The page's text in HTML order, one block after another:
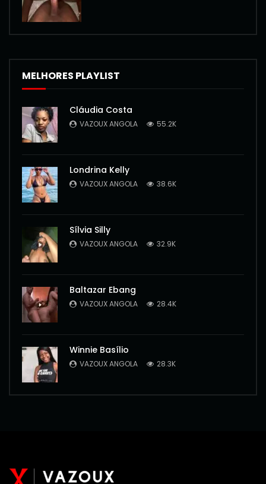
MELHORES PLAYLIST
Cláudia Costa
VAZOUX ANGOLA 55.2K
Londrina Kelly
VAZOUX ANGOLA 38.6K
Sílvia Silly
VAZOUX ANGOLA 32.9K
Baltazar Ebang
VAZOUX ANGOLA 28.4K
Winnie Basílio
VAZOUX ANGOLA 28.3K